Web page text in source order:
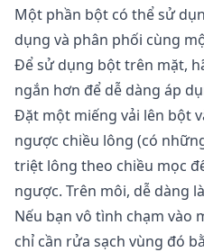
Một phần bột có thể sử
dụng và phân phối cùng
Để sử dụng bột trên mặt,
ngắn hơn để dễ dàng áp
Đặt một miếng vải lên bột
ngược chiều lông (có
triệt lông theo chiều mọc
ngược. Trên môi, dễ dàng
Nếu bạn vô tình chạm vào
chỉ cần rửa sạch vùng đó